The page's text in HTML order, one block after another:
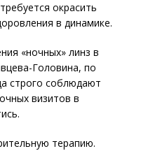
окрасить
в динамике.
«ночных» линз в
Головина, по
строго соблюдают
визитов в
терапию.